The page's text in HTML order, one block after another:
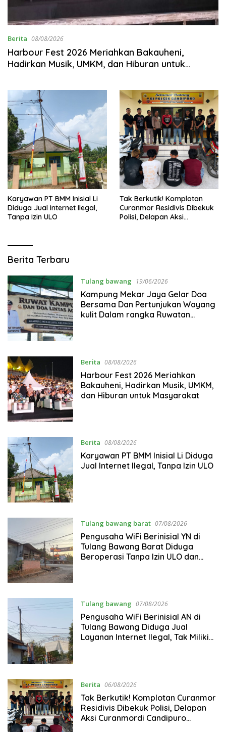
Berita 08/08/2026
Harbour Fest 2026 Meriahkan Bakauheni,
Hadirkan Musik, UMKM, dan Hiburan untuk
Karyawan PT BMM Inisial Li
Diduga Jual Internet Ilegal,
Tanpa Izin ULO
Tak Berkutik! Komplotan
Curanmor Residivis Dibekuk
Polisi, Delapan Aksi
Warta
Berita Terbaru
Tulang bawang 19/06/2026
Kampung Mekar Jaya Gelar Doa
Bersama Dan Pertunjukan Wayang
kulit Dalam rangka Ruwatan
Berita 08/08/2026
Harbour Fest 2026 Meriahkan
Bakauheni, Hadirkan Musik, UMKM,
dan Hiburan untuk Masyarakat
Berita 08/08/2026
Karyawan PT BMM Inisial Li Diduga
Jual Internet Ilegal, Tanpa Izin ULO
Tulang bawang barat 07/08/2026
Pengusaha WiFi Berinisial YN di
Tulang Bawang Barat Diduga
Beroperasi Tanpa Izin ULO dan
Tulang bawang 07/08/2026
Pengusaha WiFi Berinisial AN di
Tulang Bawang Diduga Jual
Layanan Internet Ilegal, Tak Miliki
Berita 06/08/2026
Tak Berkutik! Komplotan Curanmor
Residivis Dibekuk Polisi, Delapan
Aksi Curanmordi Candipuro